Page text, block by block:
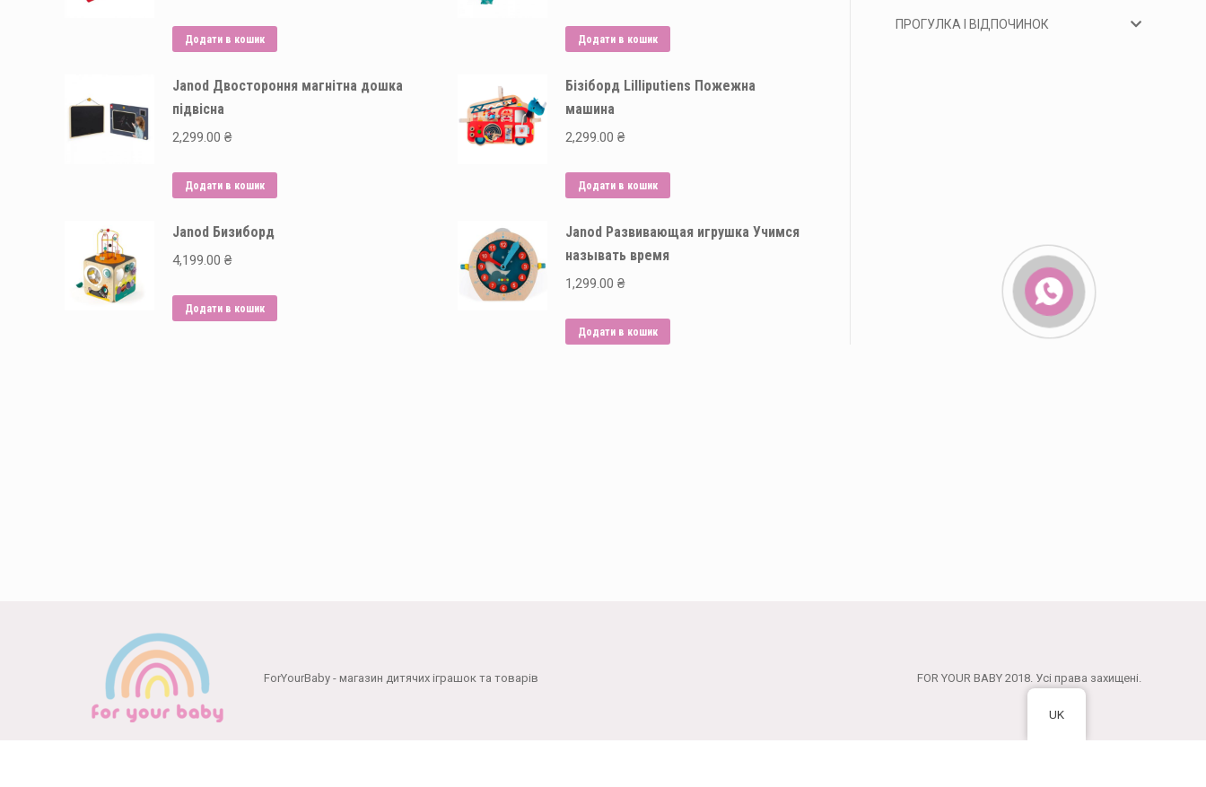
Додати в кошик Додати в кошик
Janod Двостороння магнітна дошка
підвісна
2,299.00 ₴
Додати в кошик
Бізіборд Lilliputiens Пожежна
машина
2,299.00 ₴
Додати в кошик
Janod Бизиборд
4,199.00 ₴
Додати в кошик
Janod Развивающая игрушка Учимся
называть время
1,299.00 ₴
Додати в кошик
ПРОГУЛКА І ВІДПОЧИНОК
ForYourBaby - магазин дитячих іграшок та товарів FOR YOUR BABY 2018. Усі права захищені.
UK